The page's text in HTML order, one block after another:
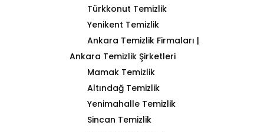
Türkkonut Temizlik
Yenikent Temizlik
Ankara Temizlik Firmaları |
Ankara Temizlik Şirketleri
Mamak Temizlik
Altındağ Temizlik
Yenimahalle Temizlik
Sincan Temizlik